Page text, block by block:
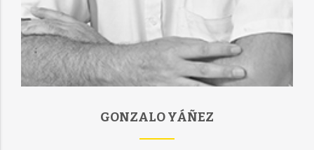
GONZALO YÁÑEZ